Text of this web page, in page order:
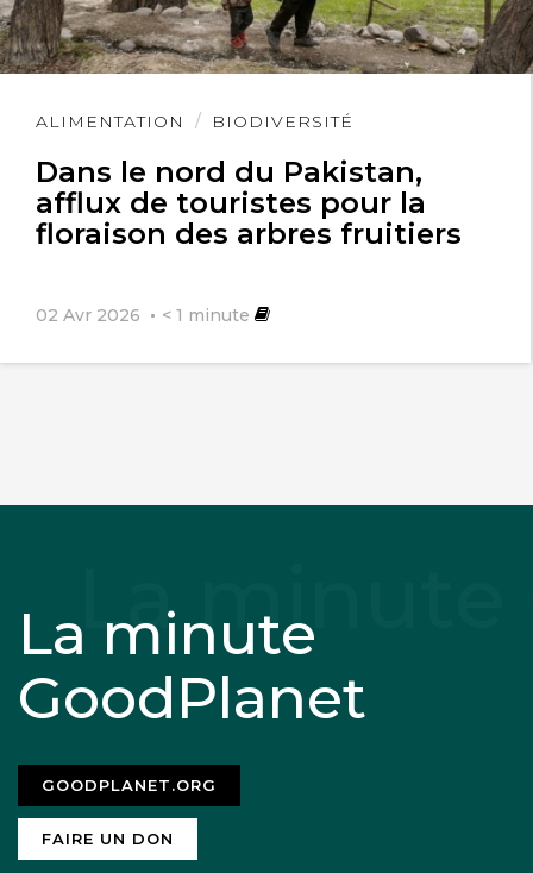
ALIMENTATION BIODIVERSITÉ
Dans le nord du Pakistan,
afflux de touristes pour la
floraison des arbres fruitiers
02 Avr 2026 < 1 minute
Lire
La minute
GoodPlanet
GOODPLANET.ORG
FAIRE UN DON